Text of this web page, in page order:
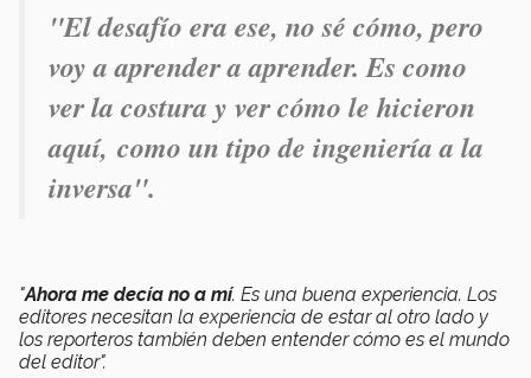
"El desafío era ese, no sé cómo, pero
voy a aprender a aprender. Es como
ver la costura y ver cómo le hicieron
aquí, como un tipo de ingeniería a la
inversa".
"Ahora me decía no a mí. Es una buena experiencia. Los
editores necesitan la experiencia de estar al otro lado y
los reporteros también deben entender cómo es el mundo
del editor".